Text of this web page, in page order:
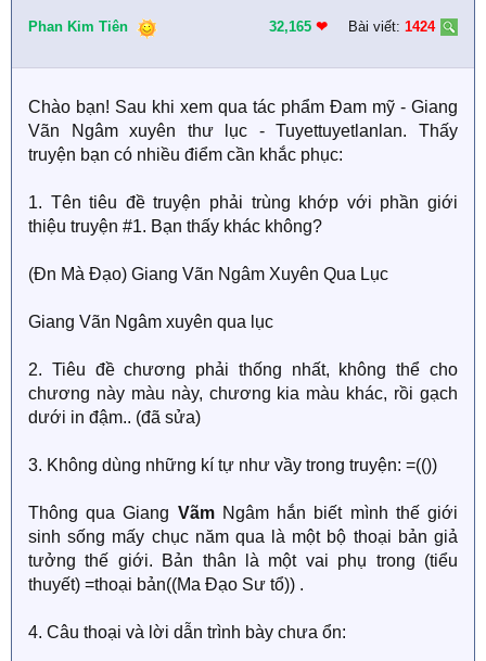
i
n
:
Phan Kim Tiên 32,165 ❤︎ Bài viết: 1424
Chào bạn! Sau khi xem qua tác phẩm Đam mỹ - Giang
Vãn Ngâm xuyên thư lục - Tuyettuyetlanlan. Thấy
truyện bạn có nhiều điểm cần khắc phục:
1. Tên tiêu đề truyện phải trùng khớp với phần giới
thiệu truyện #1. Bạn thấy khác không?
(Đn Mà Đạo) Giang Vãn Ngâm Xuyên Qua Lục
Giang Vãn Ngâm xuyên qua lục
2. Tiêu đề chương phải thống nhất, không thể cho
chương này màu này, chương kia màu khác, rồi gạch
dưới in đậm.. (đã sửa)
3. Không dùng những kí tự như vầy trong truyện: =(())
Thông qua Giang VãmNgâm hắn biết mình thế giới
sinh sống mấy chục năm qua là một bộ thoại bản giả
tưởng thế giới. Bản thân là một vai phụ trong (tiểu
thuyết) =thoại bản((Ma Đạo Sư tổ)) .
4. Câu thoại và lời dẫn trình bày chưa ổn: